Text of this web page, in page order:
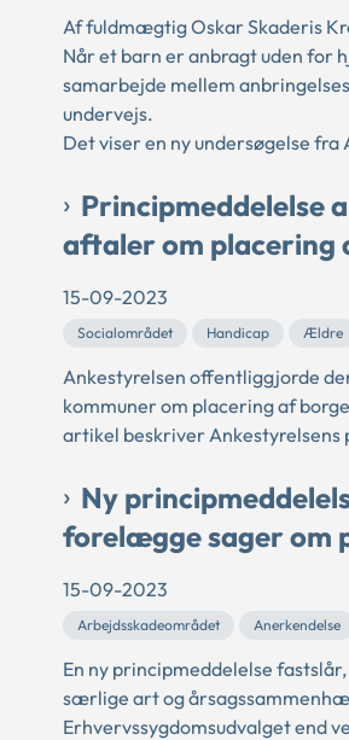
Af fuldmægtig Oskar Skaderis
Når et barn er anbragt uden for
samarbejde mellem
undervejs.
Det viser en ny undersøgelse fra
Principmeddelelse
aftaler om placering
15-09-2023
Socialområdet Handicap Ældre
Ankestyrelsen offentliggjorde
kommuner om placering af
artikel beskriver Ankestyrelsens
Ny
forelægge sager om
15-09-2023
Arbejdsskadeområdet Anerkendelse
En ny principmeddelelse
særlige art og
Erhvervssygdomsudvalget end